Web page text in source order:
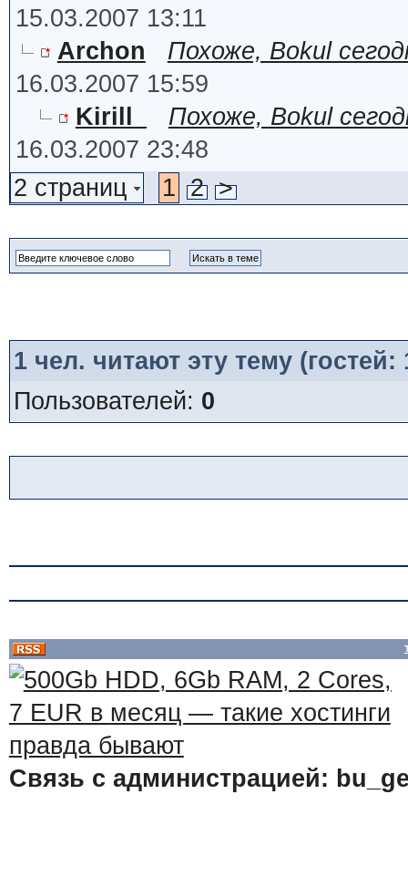
15.03.2007 13:11
Archon
Похоже, Bokul
16.03.2007 15:59
Kirill_
Похоже, Bokul
16.03.2007 23:48
2 страниц
1 2 >
1чел. читают эту тему
Пользователей: 0
Связь с администрацией: